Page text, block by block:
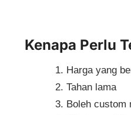
Kenapa Perlu
Harga yang
Tahan lama
Boleh custom